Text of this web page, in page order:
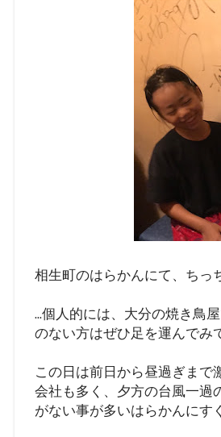
相生町のはらかんにて、ち
...個人的には、大分の焼き鳥
のない方はぜひ足を運んでみ
この日は前日から昼過ぎま
会社も多く、夕方の台風一過
がない事が多いはらかんにす